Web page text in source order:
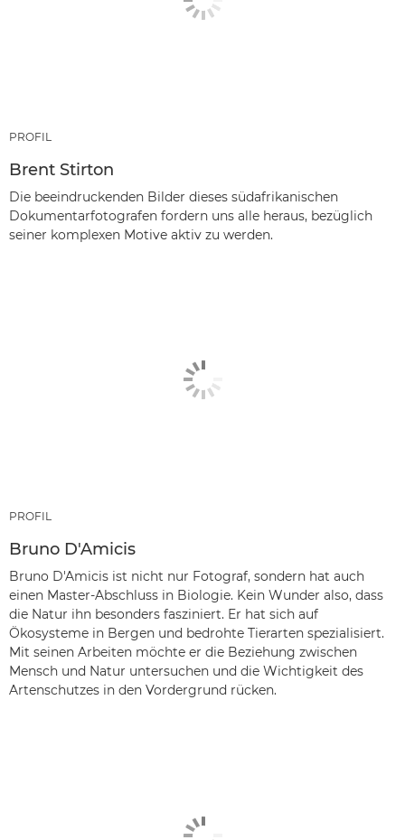
PROFIL
Brent Stirton
Die beeindruckenden Bilder dieses südafrikanischen
Dokumentarfotografen fordern uns alle heraus, bezüglich
seiner komplexen Motive aktiv zu werden.
PROFIL
Bruno D'Amicis
Bruno D'Amicis ist nicht nur Fotograf, sondern hat auch
einen Master-Abschluss in Biologie. Kein Wunder also, dass
die Natur ihn besonders fasziniert. Er hat sich auf
Ökosysteme in Bergen und bedrohte Tierarten spezialisiert.
Mit seinen Arbeiten möchte er die Beziehung zwischen
Mensch und Natur untersuchen und die Wichtigkeit des
Artenschutzes in den Vordergrund rücken.